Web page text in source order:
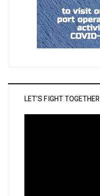
LET’S FIGHT TOGETHER